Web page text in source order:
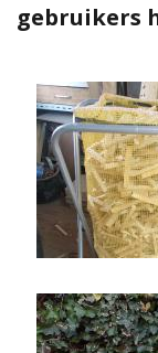
gebruikers